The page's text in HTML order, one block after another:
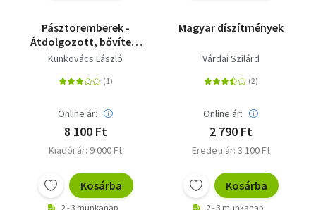
Pásztoremberek -
Átdolgozott, bővített
kiadás
Kunkovács László
Online ár:
8 100 Ft
Kiadói ár: 9 000 Ft
Kosárba
2 - 3 munkanap
Magyar díszítmények
Várdai Szilárd
Online ár:
2 790 Ft
Eredeti ár: 3 100 Ft
Kosárba
2 - 3 munkanap